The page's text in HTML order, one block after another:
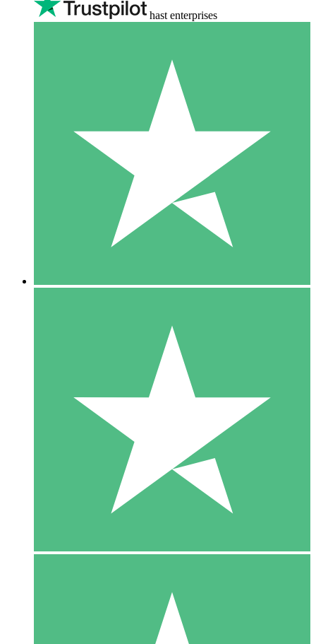
hast enterprises